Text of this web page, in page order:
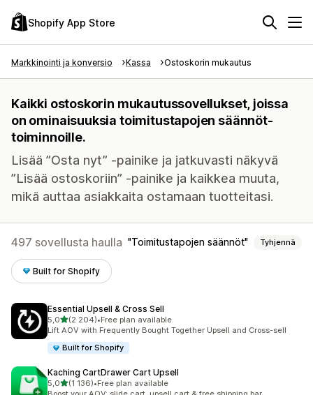
Shopify App Store
Markkinointi ja konversio Kassa Ostoskorin mukautus
Kaikki ostoskorin mukautussovellukset, joissa
on ominaisuuksia toimitustapojen säännöt-
toiminnoille.
Lisää ”Osta nyt” -painike ja jatkuvasti näkyvä
”Lisää ostoskoriin” -painike ja kaikkea muuta,
mikä auttaa asiakkaita ostamaan tuotteitasi.
497 sovellusta haulla Toimitustapojen säännöt Tyhjennä
Built for Shopify
Essential Upsell & Cross Sell
5,0/ 5 tähteä
(2 204)
2204 arvostelua yhteensä
•Free plan available
Lift AOV with Frequently Bought Together Upsell and Cross-sell
Built for Shopify
Kaching CartDrawer Cart Upsell
5,0/ 5 tähteä
(1 136)
1136 arvostelua yhteensä
•Free plan available